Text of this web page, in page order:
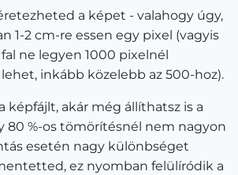
a képet - valahogy úgy,
1-2 cm-re essen egy pixel (vagyis
ne legyen 1000 pixelnél
inkább közelebb az 500-hoz).
képfájlt, akár még állíthatsz is a
80 %-os tömörítésnél nem nagyon
esetén nagy különbséget
ez nyomban felülíródik a